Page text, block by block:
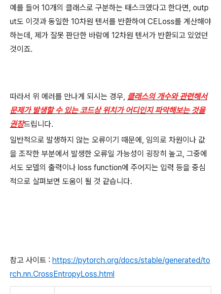
예를 들어 10개의 클래스로 구분하는 태스크였다고 한다면, outp
ut도 이것과 동일한 10차원 텐서를 반환하여 CELoss를 계산해야
하는데, 제가 잘못 판단한 바람에 12차원 텐서가 반환되고 있었던
것이죠.
따라서 위 에러를 만나게 되시는 경우, 클래스의 개수와 관련해서
문제가 발생할 수 있는 코드상 위치가 어디인지 파악해보는 것을
권장드립니다.
일반적으로 발생하지 않는 오류이기 때문에, 임의로 차원이나 값
을 조작한 부분에서 발생한 오류일 가능성이 굉장히 높고, 그중에
서도 모델의 출력이나 loss function에 주어지는 입력 등을 중심
적으로 살펴보면 도움이 될 것 같습니다.
참고 사이트 : https://pytorch.org/docs/stable/generated/to
rch.nn.CrossEntropyLoss.html